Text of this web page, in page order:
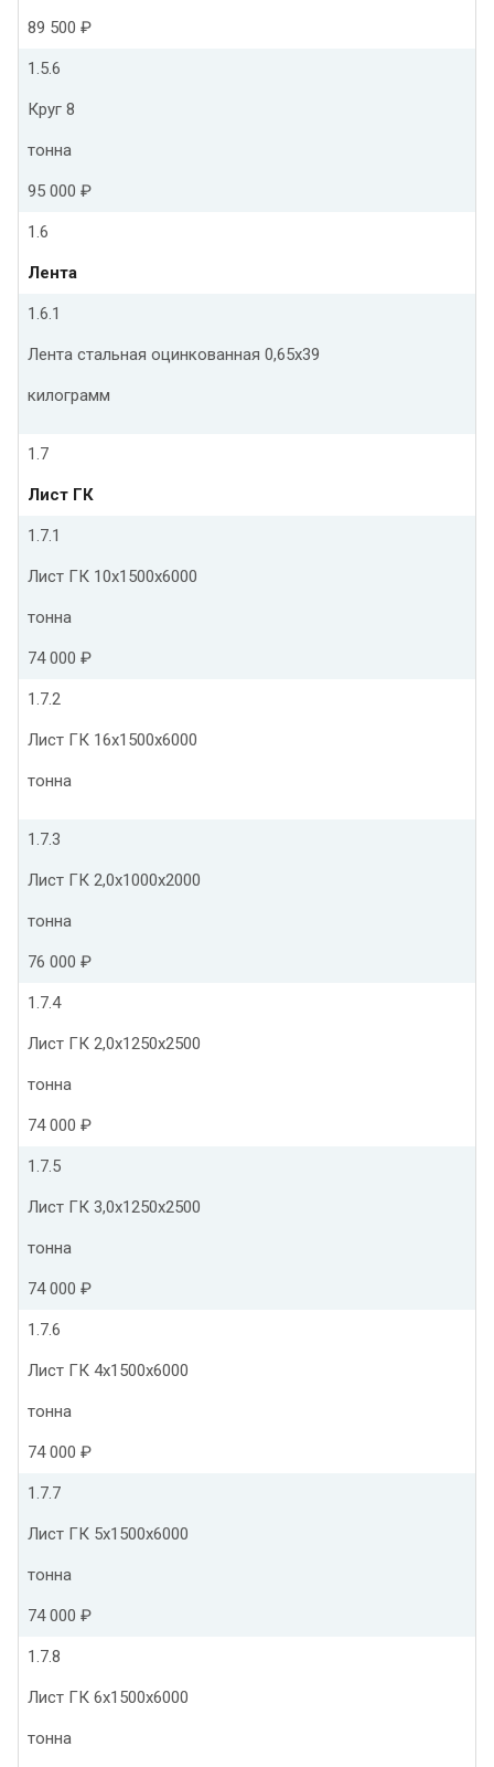
89 500 ₽
1.5.6
Круг 8
тонна
95 000 ₽
1.6
Лента
1.6.1
Лента стальная оцинкованная 0,65х39
килограмм
1.7
Лист ГК
1.7.1
Лист ГК 10х1500х6000
тонна
74 000 ₽
1.7.2
Лист ГК 16х1500х6000
тонна
1.7.3
Лист ГК 2,0х1000х2000
тонна
76 000 ₽
1.7.4
Лист ГК 2,0х1250х2500
тонна
74 000 ₽
1.7.5
Лист ГК 3,0х1250х2500
тонна
74 000 ₽
1.7.6
Лист ГК 4х1500х6000
тонна
74 000 ₽
1.7.7
Лист ГК 5х1500х6000
тонна
74 000 ₽
1.7.8
Лист ГК 6х1500х6000
тонна